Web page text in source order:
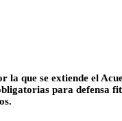
la que se extiende el
para